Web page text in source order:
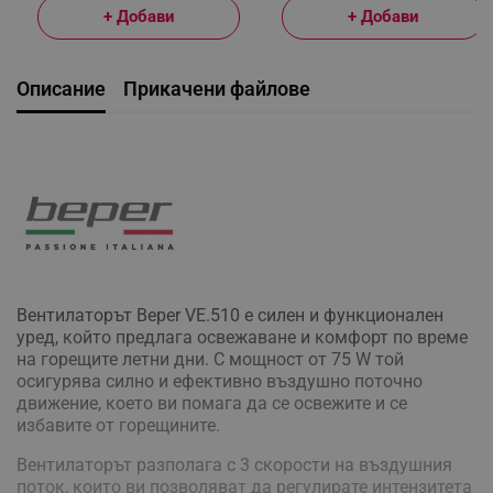
+ Добави + Добави
Описание Прикачени файлове
Вентилаторът Beper VE.510 е силен и функционален
уред, който предлага освежаване и комфорт по време
на горещите летни дни. С мощност от 75 W той
осигурява силно и ефективно въздушно поточно
движение, което ви помага да се освежите и се
избавите от горещините.
Вентилаторът разполага с 3 скорости на въздушния
поток, които ви позволяват да регулирате интензитета